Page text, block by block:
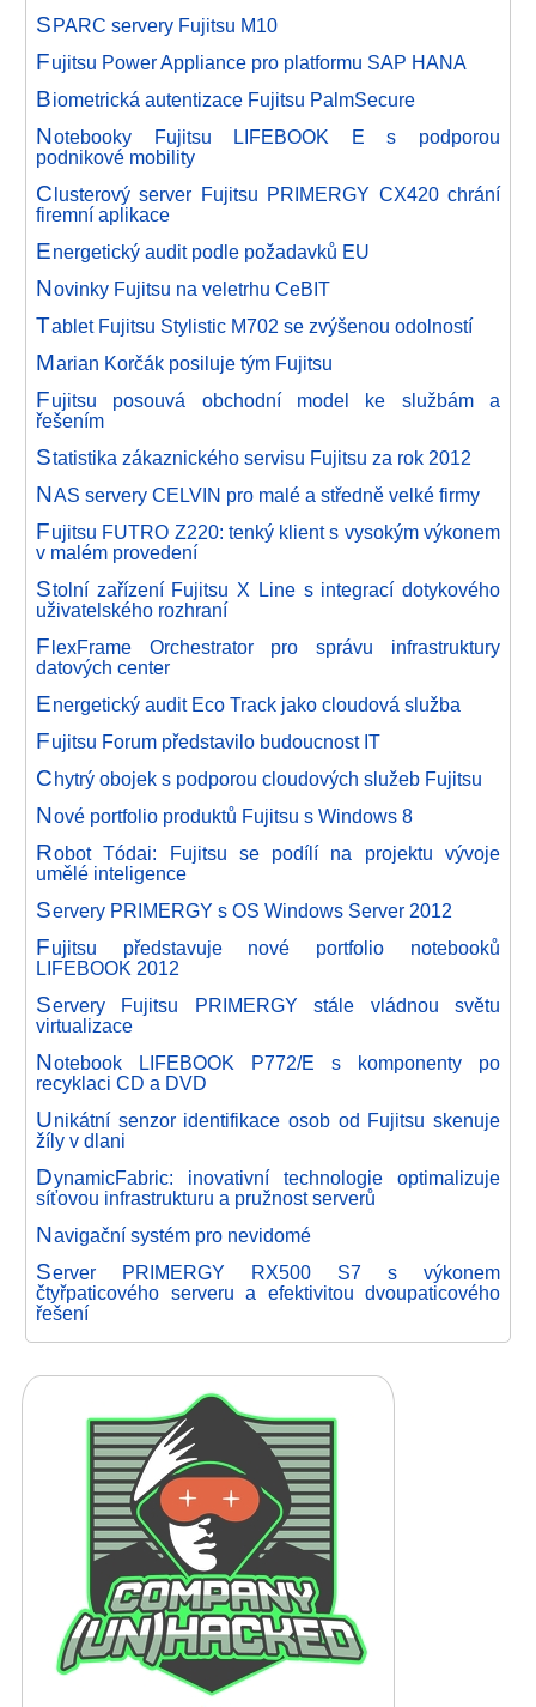
SPARC servery Fujitsu M10
Fujitsu Power Appliance pro platformu SAP HANA
Biometrická autentizace Fujitsu PalmSecure
Notebooky Fujitsu LIFEBOOK E s podporou
podnikové mobility
Clusterový server Fujitsu PRIMERGY CX420 chrání
firemní aplikace
Energetický audit podle požadavků EU
Novinky Fujitsu na veletrhu CeBIT
Tablet Fujitsu Stylistic M702 se zvýšenou odolností
Marian Korčák posiluje tým Fujitsu
Fujitsu posouvá obchodní model ke službám a
řešením
Statistika zákaznického servisu Fujitsu za rok 2012
NAS servery CELVIN pro malé a středně velké firmy
Fujitsu FUTRO Z220: tenký klient s vysokým výkonem
v malém provedení
Stolní zařízení Fujitsu X Line s integrací dotykového
uživatelského rozhraní
FlexFrame Orchestrator pro správu infrastruktury
datových center
Energetický audit Eco Track jako cloudová služba
Fujitsu Forum představilo budoucnost IT
Chytrý obojek s podporou cloudových služeb Fujitsu
Nové portfolio produktů Fujitsu s Windows 8
Robot Tódai: Fujitsu se podílí na projektu vývoje
umělé inteligence
Servery PRIMERGY s OS Windows Server 2012
Fujitsu představuje nové portfolio notebooků
LIFEBOOK 2012
Servery Fujitsu PRIMERGY stále vládnou světu
virtualizace
Notebook LIFEBOOK P772/E s komponenty po
recyklaci CD a DVD
Unikátní senzor identifikace osob od Fujitsu skenuje
žíly v dlani
DynamicFabric: inovativní technologie optimalizuje
síťovou infrastrukturu a pružnost serverů
Navigační systém pro nevidomé
Server PRIMERGY RX500 S7 s výkonem
čtyřpaticového serveru a efektivitou dvoupaticového
řešení